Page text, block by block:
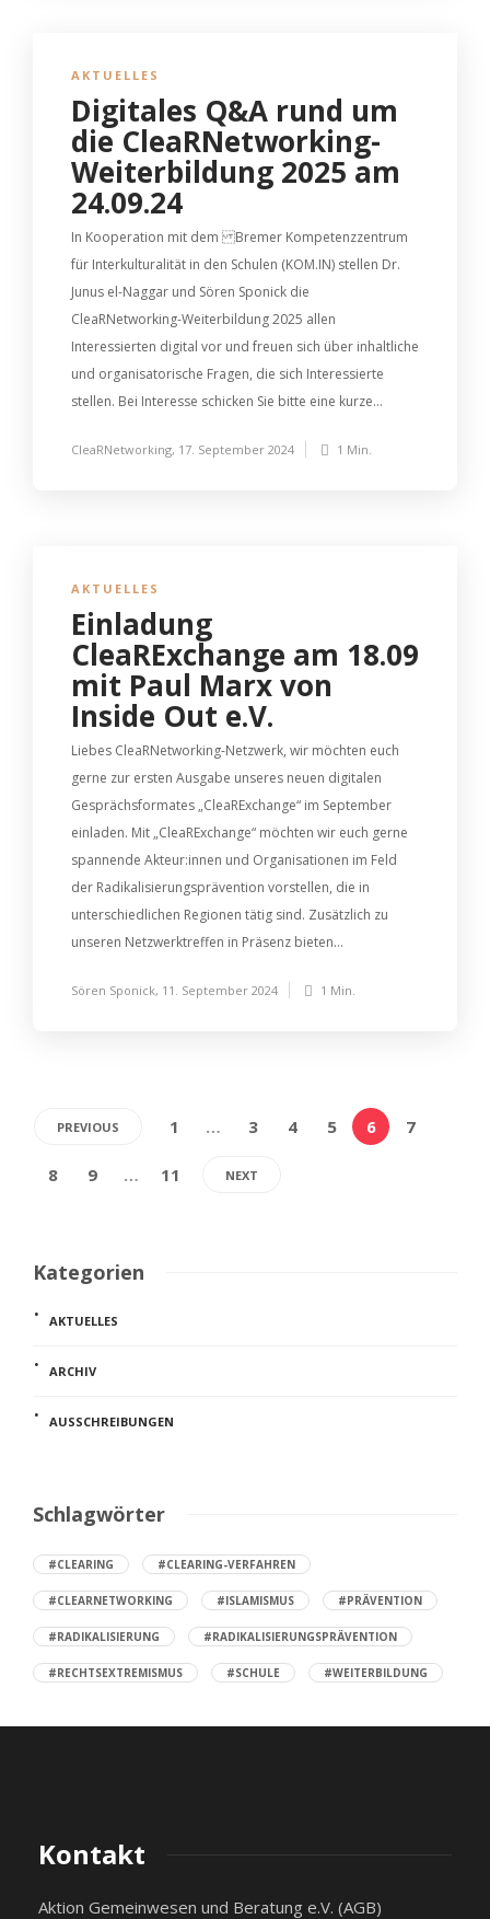
AKTUELLES
Digitales Q&A rund um
die CleaRNetworking-
Weiterbildung 2025 am
24.09.24
In Kooperation mit dem Bremer Kompetenzzentrum
für Interkulturalität in den Schulen (KOM.IN) stellen Dr.
Junus el-Naggar und Sören Sponick die
CleaRNetworking-Weiterbildung 2025 allen
Interessierten digital vor und freuen sich über inhaltliche
und organisatorische Fragen, die sich Interessierte
stellen. Bei Interesse schicken Sie bitte eine kurze...
CleaRNetworking, 17. September 2024 1 Min.
AKTUELLES
Einladung
CleaRExchange am 18.09
mit Paul Marx von
Inside Out e.V.
Liebes CleaRNetworking-Netzwerk, wir möchten euch
gerne zur ersten Ausgabe unseres neuen digitalen
Gesprächsformates „CleaRExchange“ im September
einladen. Mit „CleaRExchange“ möchten wir euch gerne
spannende Akteur:innen und Organisationen im Feld
der Radikalisierungsprävention vorstellen, die in
unterschiedlichen Regionen tätig sind. Zusätzlich zu
unseren Netzwerktreffen in Präsenz bieten...
Sören Sponick, 11. September 2024 1 Min.
PREVIOUS 1 … 3 4 5 6 7
8 9 … 11 NEXT
Kategorien
AKTUELLES
ARCHIV
AUSSCHREIBUNGEN
Schlagwörter
#CLEARING #CLEARING-VERFAHREN
#CLEARNETWORKING #ISLAMISMUS #PRÄVENTION
#RADIKALISIERUNG #RADIKALISIERUNGSPRÄVENTION
#RECHTSEXTREMISMUS #SCHULE #WEITERBILDUNG
Kontakt
Aktion Gemeinwesen und Beratung e.V. (AGB)